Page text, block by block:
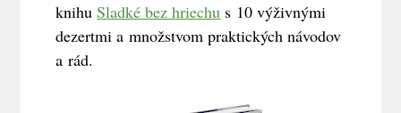
knihuSladké bez hriechu s 10 výživnými
dezertmi a množstvom praktických návodov
a rád.